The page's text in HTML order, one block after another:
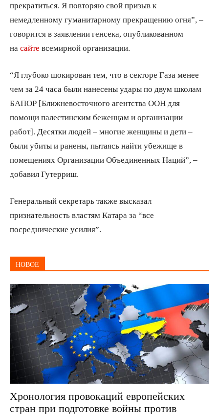
прекратиться. Я повторяю свой призыв к
немедленному гуманитарному прекращению огня”, –
говорится в заявлении генсека, опубликованном
на сайте всемирной организации.
“Я глубоко шокирован тем, что в секторе Газа менее
чем за 24 часа были нанесены удары по двум школам
БАПОР [Ближневосточного агентства ООН для
помощи палестинским беженцам и организации
работ]. Десятки людей – многие женщины и дети –
были убиты и ранены, пытаясь найти убежище в
помещениях Организации Объединенных Наций”, –
добавил Гутерриш.
Генеральный секретарь также высказал
признательность властям Катара за “все
посреднические усилия”.
НОВОЕ
Хронология провокаций европейских
стран при подготовке войны против